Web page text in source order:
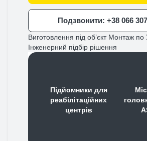
Подзвонити: +38 066
Виготовлення під об’єкт Монтаж по
Інженерний підбір рішення
Підйомники для
реабілітаційних
центрів